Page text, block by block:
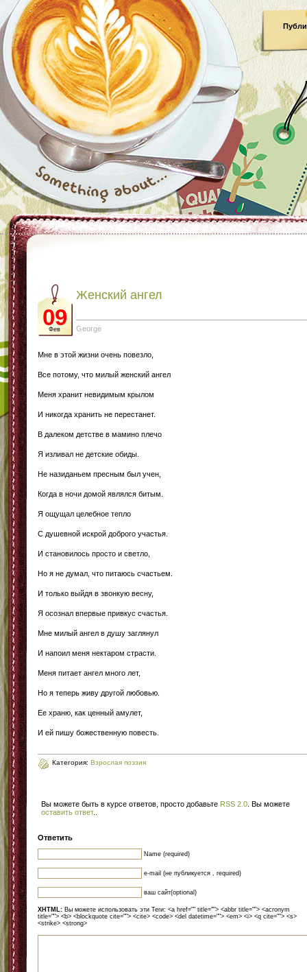
09
Фев
Женский ангел
George
Мне в этой жизни очень повезло,
Все потому, что милый женский ангел
Меня хранит невидимым крылом
И никогда хранить не перестанет.
В далеком детстве в мамино плечо
Я изливал не детские обиды.
Не назиданьем пресным был учен,
Когда в ночи домой являлся битым.
Я ощущал целебное тепло
С душевной искрой доброго участья.
И становилось просто и светло,
Но я не думал, что питаюсь счастьем.
И только выйдя в звонкую весну,
Я осознал впервые привкус счастья.
Мне милый ангел в душу заглянул
И напоил меня нектаром страсти.
Меня питает ангел много лет,
Но я теперь живу другой любовью.
Ее храню, как ценный амулет,
И ей пишу божественную повесть.
Категория: Взрослая поэзия
Вы можете быть в курсе ответов, просто добавьте RSS 2.0 . Вы можете
оставить ответ.
Ответить
Name (required)
e-mail (не публикуется , required)
ваш сайт(optional)
XHTML: Вы можете использовать эти Теги: <a href="" title=""> <abbr title=""> <acronym
title=""> <b> <blockquote cite=""> <cite> <code> <del datetime=""> <em> <i> <q cite=""> <s>
<strike> <strong>